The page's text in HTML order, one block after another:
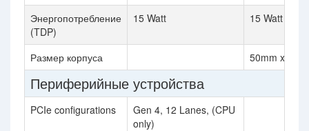
Энергопотребление
(TDP)
15 Watt 15 Watt
Размер корпуса 50mm
Периферийные устройства
PCIe configurations
Gen 4, 12 Lanes, (CPU
only)